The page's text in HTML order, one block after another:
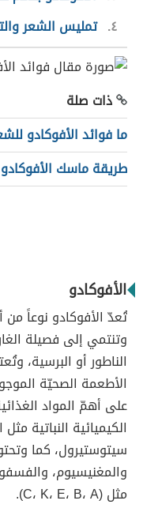
٤ تمليس الشعر
ذات صلة
ما فوائد الأفوكادو
طريقة ماسك
الأفوكادو
تُعدّ الأفوكادو نوعاً
وتنتمي إلى فصيلة
الناطور أو البرسية،
الأطعمة الصحيّة
على أهمّ المواد
الكيميائية النباتية مثل
سيتوستيرول، كما
والمغنيسيوم،
مثل (C، K، E، B، A).